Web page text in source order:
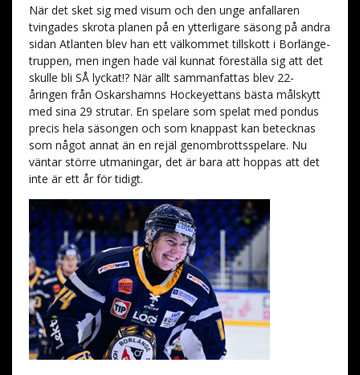
När det sket sig med visum och den unge anfallaren
tvingades skrota planen på en ytterligare säsong på andra
sidan Atlanten blev han ett välkommet tillskott i Borlänge-
truppen, men ingen hade väl kunnat föreställa sig att det
skulle bli SÅ lyckat!? När allt sammanfattas blev 22-
åringen från Oskarshamns Hockeyettans bästa målskytt
med sina 29 strutar. En spelare som spelat med pondus
precis hela säsongen och som knappast kan betecknas
som något annat än en rejäl genombrottsspelare. Nu
väntar större utmaningar, det är bara att hoppas att det
inte är ett år för tidigt.